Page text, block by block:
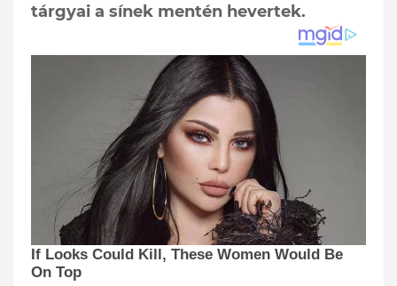
tárgyai a sínek mentén hevertek.